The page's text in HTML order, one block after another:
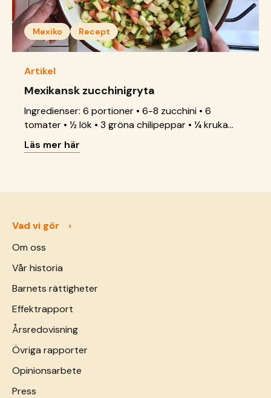
Mexiko Recept
Artikel
Mexikansk zucchinigryta
Ingredienser: 6 portioner • 6-8 zucchini • 6
tomater • ½ lök • 3 gröna chilipeppar • ¼ kruka
koriander • 3 matskedar rapsolja • Salt och peppar
Gör så här: 1. Tvätta grönsakerna noga och skär i
Läs mer här
Vad vi gör
Om oss
Vår historia
Barnets rättigheter
Effektrapport
Årsredovisning
Övriga rapporter
Opinionsarbete
Press